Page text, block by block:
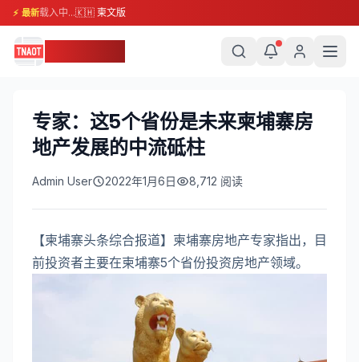
⚡ 最新载入中...🇰🇭 柬文版
专家：这5个省份是未来柬埔寨房
地产发展的中流砥柱
Admin User 2022年1月6日 8,712 阅读
【柬埔寨头条综合报道】柬埔寨房地产专家指出，目
前投资者主要在柬埔寨5个省份投资房地产领域。